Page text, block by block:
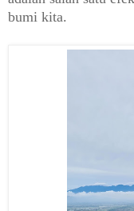
bumi kita.